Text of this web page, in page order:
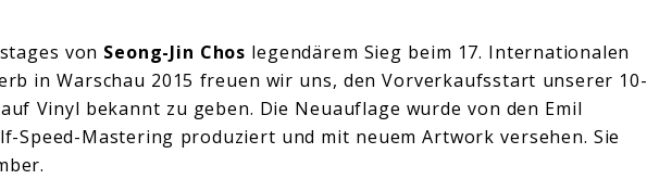
von Seong-Jin Chos legendärem Sieg beim 17. Internationalen
in Warschau 2015 freuen wir uns, den Vorverkaufsstart unserer 10-
Vinyl bekannt zu geben. Die Neuauflage wurde von den Emil
Speed-Mastering produziert und mit neuem Artwork versehen. Sie